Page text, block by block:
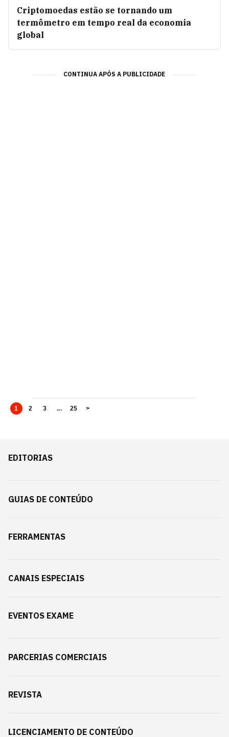
Criptomoedas estão se tornando um
termômetro em tempo real da economia
global
CONTINUA APÓS A PUBLICIDADE
1 2 3 ... 25 >
EDITORIAS
GUIAS DE CONTEÚDO
FERRAMENTAS
CANAIS ESPECIAIS
EVENTOS EXAME
PARCERIAS COMERCIAIS
REVISTA
LICENCIAMENTO DE CONTEÚDO